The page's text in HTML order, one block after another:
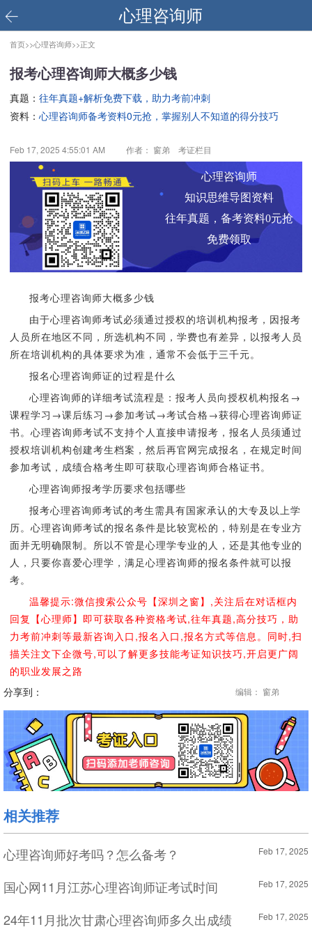
心理咨询师
首页>>心理咨询师>>正文
报考心理咨询师大概多少钱
真题： 往年真题+解析免费下载，助力考前冲刺
资料： 心理咨询师备考资料0元抢，掌握别人不知道的得分技巧
Feb 17, 2025 4:55:01 AM 作者： 窗弟 考证栏目
心理咨询师
知识思维导图资料
往年真题，备考资料0元抢
免费领取
报考心理咨询师大概多少钱
由于心理咨询师考试必须通过授权的培训机构报考，因报考
人员所在地区不同，所选机构不同，学费也有差异，以报考人员
所在培训机构的具体要求为准，通常不会低于三千元。
报名心理咨询师证的过程是什么
心理咨询师的详细考试流程是：报考人员向授权机构报名→
课程学习→课后练习→参加考试→考试合格→获得心理咨询师证
书。心理咨询师考试不支持个人直接申请报考，报名人员须通过
授权培训机构创建考生档案，然后再官网完成报名，在规定时间
参加考试，成绩合格考生即可获取心理咨询师合格证书。
心理咨询师报考学历要求包括哪些
报考心理咨询师考试的考生需具有国家承认的大专及以上学
历。心理咨询师考试的报名条件是比较宽松的，特别是在专业方
面并无明确限制。所以不管是心理学专业的人，还是其他专业的
人，只要你喜爱心理学，满足心理咨询师的报名条件就可以报
考。
温馨提示:微信搜索公众号【深圳之窗】,关注后在对话框内
回复【心理师】即可获取各种资格考试,往年真题,高分技巧，助
力考前冲刺等最新咨询入口,报名入口,报名方式等信息。同时,扫
描关注文下企微号,可以了解更多技能考证知识技巧,开启更广阔
的职业发展之路
分享到：
编辑： 窗弟
相关推荐
心理咨询师好考吗？怎么备考？ Feb 17, 2025
国心网11月江苏心理咨询师证考试时间 Feb 17, 2025
24年11月批次甘肃心理咨询师多久出成绩 Feb 17, 2025